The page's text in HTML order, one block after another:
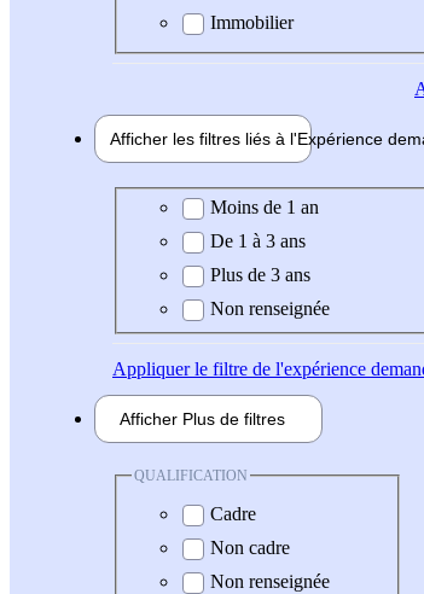
Immobilier
Afficher les filtres liés à l'Expérience
Expérience demandée
Moins de 1 an
De 1 à 3 ans
Plus de 3 ans
Non renseignée
Appliquerle filtre de l'expérience
Afficher Plus de filtres
QUALIFICATION
Cadre
Non cadre
Non renseignée